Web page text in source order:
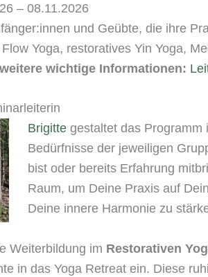
– 08.11.2026
und Geübte, die ihre
Yoga, restoratives Yin Yoga,
wichtige Informationen:
Brigitte gestaltet das Programm
Bedürfnisse der jeweiligen
bist oder bereits Erfahrung
Raum, um Deine Praxis auf
Deine innere Harmonie zu
Weiterbildung im Restorativen
in das Yoga Retreat ein. Diese